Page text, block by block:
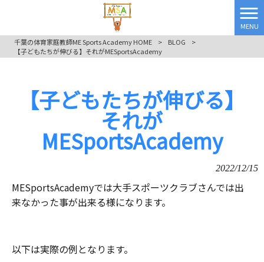
MENU
千葉の体育家庭教師ME Sports Academy HOME
> BLOG
>
【子どもたちが伸びる】それがMESportsAcademy
【子どもたちが伸びる】
それが
MESportsAcademy
2022/12/15
MESportsAcademyでは大手スポーツクラブさんでは出
来なかった事が出来る様になります。
以下は実際の例となります。